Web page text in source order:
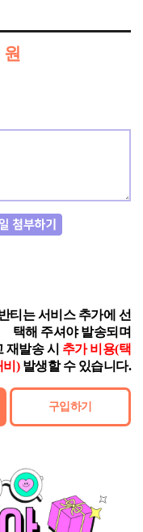
원
티는 서비스 추가에 선
택해 주셔야 발송되며
재발송 시 추가 비용(택
비)발생할 수 있습니다.
구입하기